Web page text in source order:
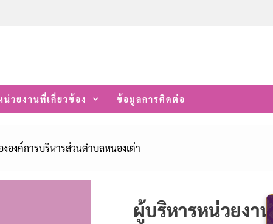
น่วยงานที่เกี่ยวข้อง ข้อมูลการติดต่อ
องค์การบริหารส่วนตำบลหนองเต่า
ผู้บริหารหน่วยงาน